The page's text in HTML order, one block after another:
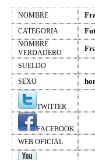
NOMBRE
CATEGORIA
NOMBRE
VERDADERO
SUELDO
SEXO
TWITTER
FACEBOOK
WEB OFICIAL